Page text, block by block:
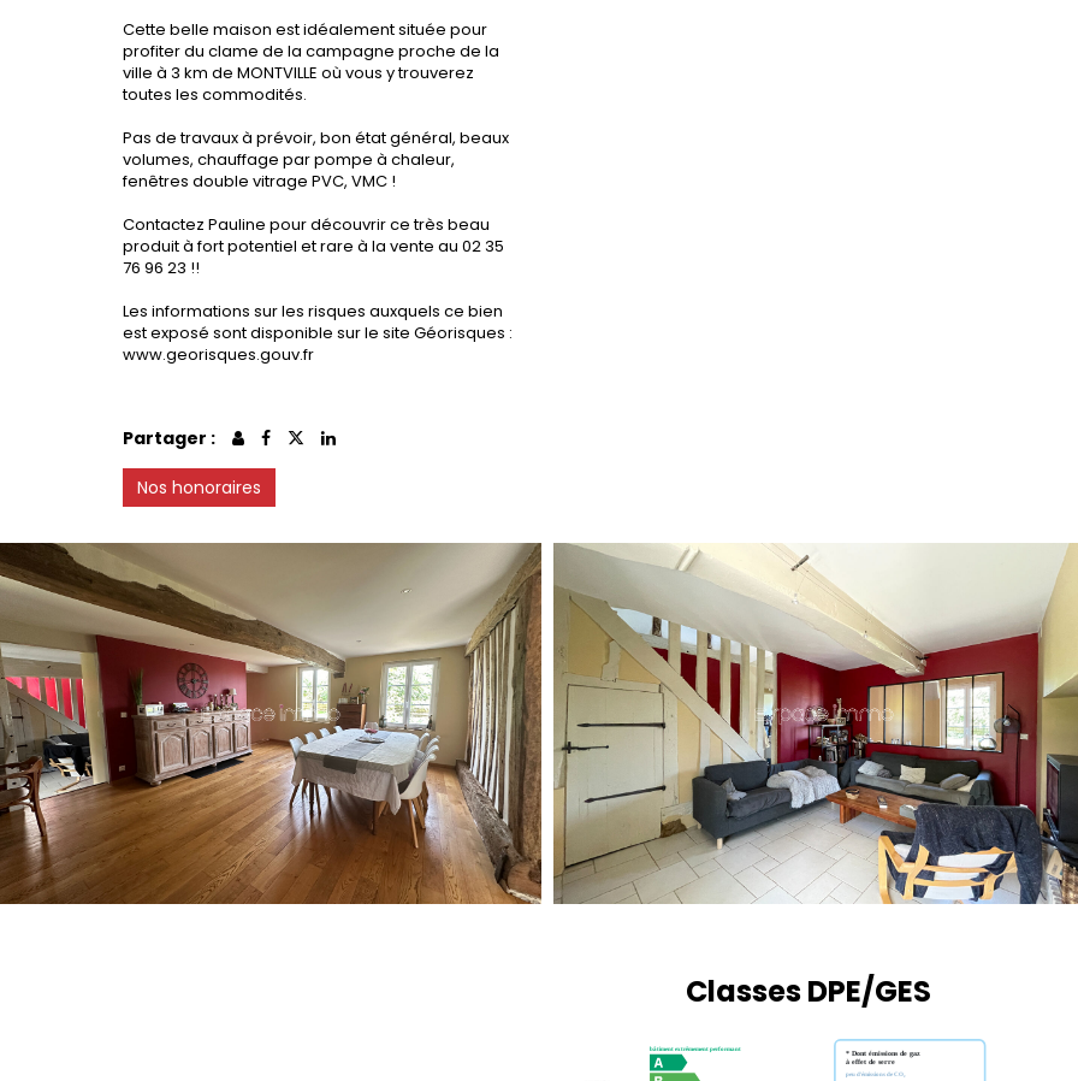
Cette belle maison est idéalement située pour
profiter du clame de la campagne proche de la
ville à 3 km de MONTVILLE où vous y trouverez
toutes les commodités.
Pas de travaux à prévoir, bon état général, beaux
volumes, chauffage par pompe à chaleur,
fenêtres double vitrage PVC, VMC !
Contactez Pauline pour découvrir ce très beau
produit à fort potentiel et rare à la vente au 02 35
76 96 23 !!
Les informations sur les risques auxquels ce bien
est exposé sont disponible sur le site Géorisques :
www.georisques.gouv.fr
Partager :
Nos honoraires
Classes DPE/GES